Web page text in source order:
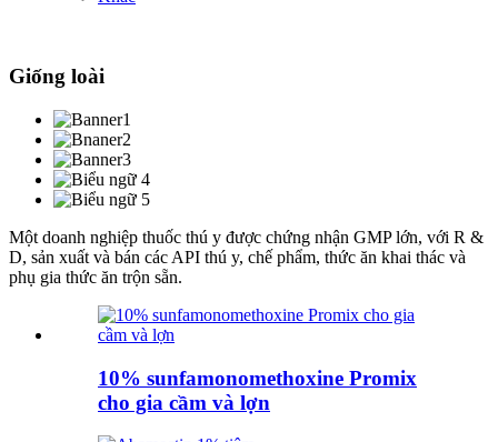
Giống loài
Một doanh nghiệp thuốc thú y được chứng nhận GMP lớn, với R &
D, sản xuất và bán các API thú y, chế phẩm, thức ăn khai thác và
phụ gia thức ăn trộn sẵn.
10% sunfamonomethoxine Promix
cho gia cầm và lợn